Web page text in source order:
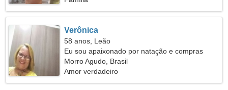
Verônica
58 anos, Leão
Eu sou apaixonado por natação e compras
Morro Agudo, Brasil
Amor verdadeiro